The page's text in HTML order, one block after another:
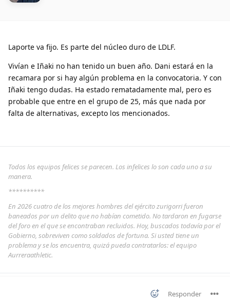
Laporte va fijo. Es parte del núcleo duro de LDLF.
Vivían e Iñaki no han tenido un buen año. Dani estará en la
recamara por si hay algún problema en la convocatoria. Y con
Iñaki tengo dudas. Ha estado rematadamente mal, pero es
probable que entre en el grupo de 25, más que nada por
falta de alternativas, excepto los mencionados.
Todos los equipos felices se parecen. Los infelices lo son cada uno a su
manera.
**********
En 2026 cuatro de los mejores hombres del ejército zurigorri fueron
baneados por un delito que no habían cometido. No tardaron en fugarse
del foro en el que se encontraban recluidos. Hoy, buscados todavía por el
Gobierno, sobreviven como soldados de fortuna. Si usted tiene un
problema y se los encuentra, quizá pueda contratarlos: el equipo
Aurreraathletic.
Responder